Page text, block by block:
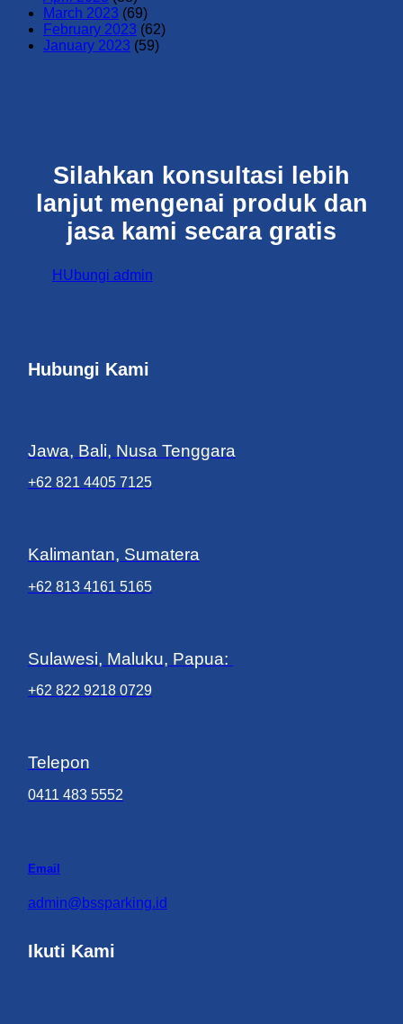
March 2023 (69)
February 2023 (62)
January 2023 (59)
Silahkan konsultasi lebih
lanjut mengenai produk dan
jasa kami secara gratis
HUbungi admin
Hubungi Kami
Jawa, Bali, Nusa Tenggara
+62 821 4405 7125
Kalimantan, Sumatera
+62 813 4161 5165
Sulawesi, Maluku, Papua:
+62 822 9218 0729
Telepon
0411 483 5552
Email
admin@bssparking.id
Ikuti Kami